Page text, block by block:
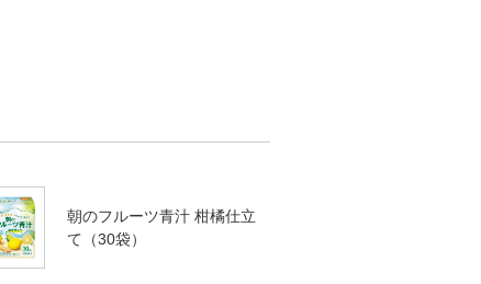
朝のフルーツ青汁 柑橘仕立
て（30袋）